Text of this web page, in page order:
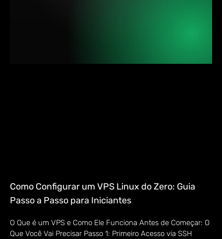
Como Configurar um VPS Linux do Zero: Guia
Passo a Passo para Iniciantes
O Que é um VPS e Como Ele Funciona Antes de Começar: O
Que Você Vai Precisar Passo 1: Primeiro Acesso via SSH